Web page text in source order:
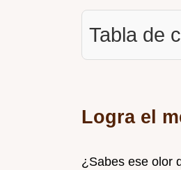
Tabla de
Logra el
¿Sabes ese olor